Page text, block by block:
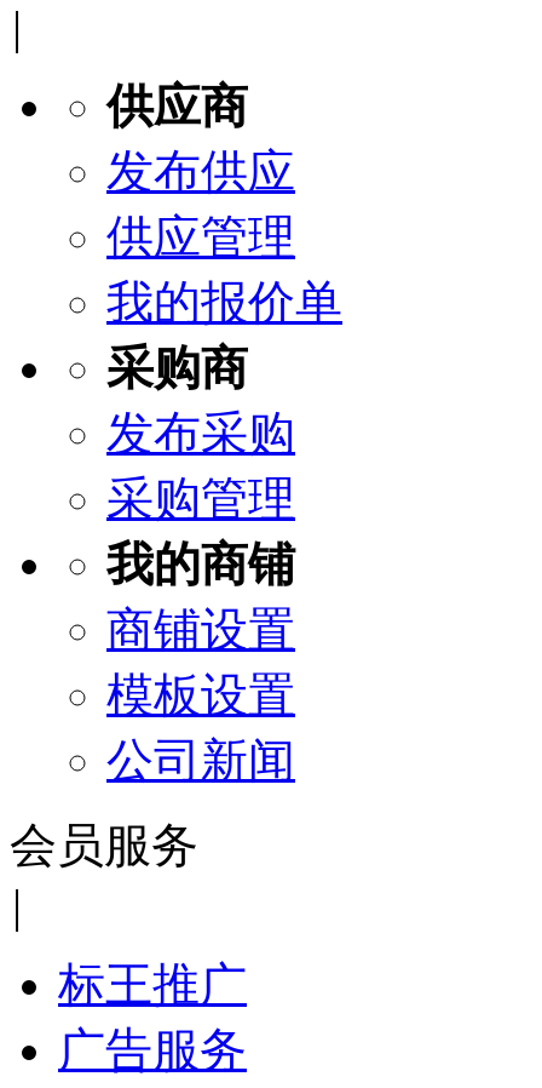
|
供应商
发布供应
供应管理
我的报价单
采购商
发布采购
采购管理
我的商铺
商铺设置
模板设置
公司新闻
会员服务
|
标王推广
广告服务